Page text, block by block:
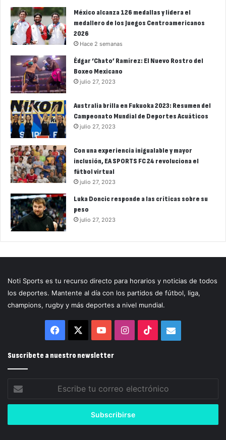
México alcanza 126 medallas y lidera el
medallero de los Juegos Centroamericanos
2026
Hace 2 semanas
Édgar ‘Chato’ Ramírez: El Nuevo Rostro del
Boxeo Mexicano
julio 27, 2023
Australia brilla en Fukuoka 2023: Resumen del
Campeonato Mundial de Deportes Acuáticos
julio 27, 2023
Con una experiencia inigualable y mayor
inclusión, EA SPORTS FC 24 revoluciona el
fútbol virtual
julio 27, 2023
Luka Doncic responde a las críticas sobre su
peso
julio 27, 2023
Noti Sports es tu recurso directo para horarios y noticias de todos
los deportes. Mantente al día con los partidos de fútbol, liga,
champions, rugby y más deportes a nivel mundial.
Facebook YouTubeInstagram
TikTok
Suscríbete a nuestro newsletter
tu
correo